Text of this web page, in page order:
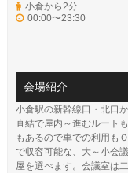
小倉から2分
00:00〜23:30
会場紹介
小倉駅の新幹線口・北口
直結で屋内～進むルート
もあるので車での利用も
で収容可能な、大～小会
屋を選べます。会議室は